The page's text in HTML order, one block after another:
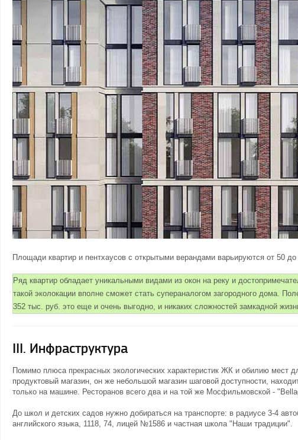
Площади квартир и пентхаусов c открытыми верандами варьируются от 50
Ряд квартир обладает уникальными видами из окон на реку и
такой эколокации вполне сможет стать супераналогом загородного дома.
352 тыс. руб. это еще и очень выгодно, и никаких сложностей замкадной
III. Инфраструктура
Помимо плюса прекрасных экологических характеристик ЖК и обилию мест
продуктовый магазин, он же небольшой магазин шаговой доступности,
только на машине. Ресторанов всего два и на той же Мосфильмовской -
До школ и детских садов нужно добираться на транспорте: в радиусе 3-4
английского языка, 1118, 74, лицей №1586 и частная школа "Наши традиции".